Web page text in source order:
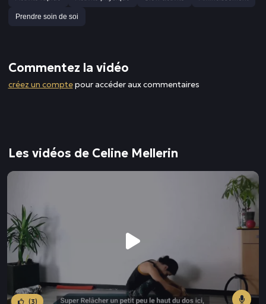
Prendre soin de soi
Commentez la vidéo
créez un comptepour accéder aux commentaires
Les vidéos de Celine Mellerin
(3)